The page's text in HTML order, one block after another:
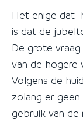
Het enige dat
is dat de
De grote
van de hogere
Volgens de
zolang er geen
gebruik van